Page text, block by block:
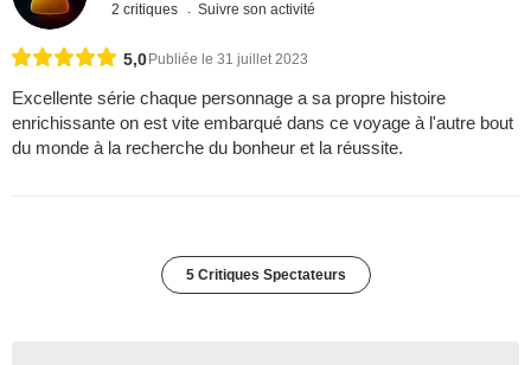
2 critiques Suivre son activité
5,0Publiée le 31 juillet 2023
Excellente série chaque personnage a sa propre histoire
enrichissante on est vite embarqué dans ce voyage à l'autre bout
du monde à la recherche du bonheur et la réussite.
5 Critiques Spectateurs